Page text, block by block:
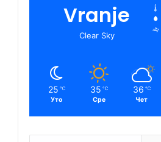
Vranje
Clear Sky
25 ℃
Уто
35 ℃
Сре
36 ℃
Чет